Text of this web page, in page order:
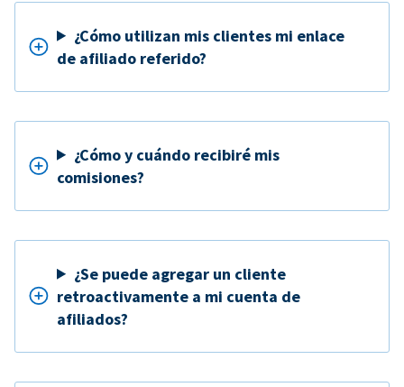
¿Cómo utilizan mis clientes mi enlace
de afiliado referido?
¿Cómo y cuándo recibiré mis
comisiones?
¿Se puede agregar un cliente
retroactivamente a mi cuenta de
afiliados?